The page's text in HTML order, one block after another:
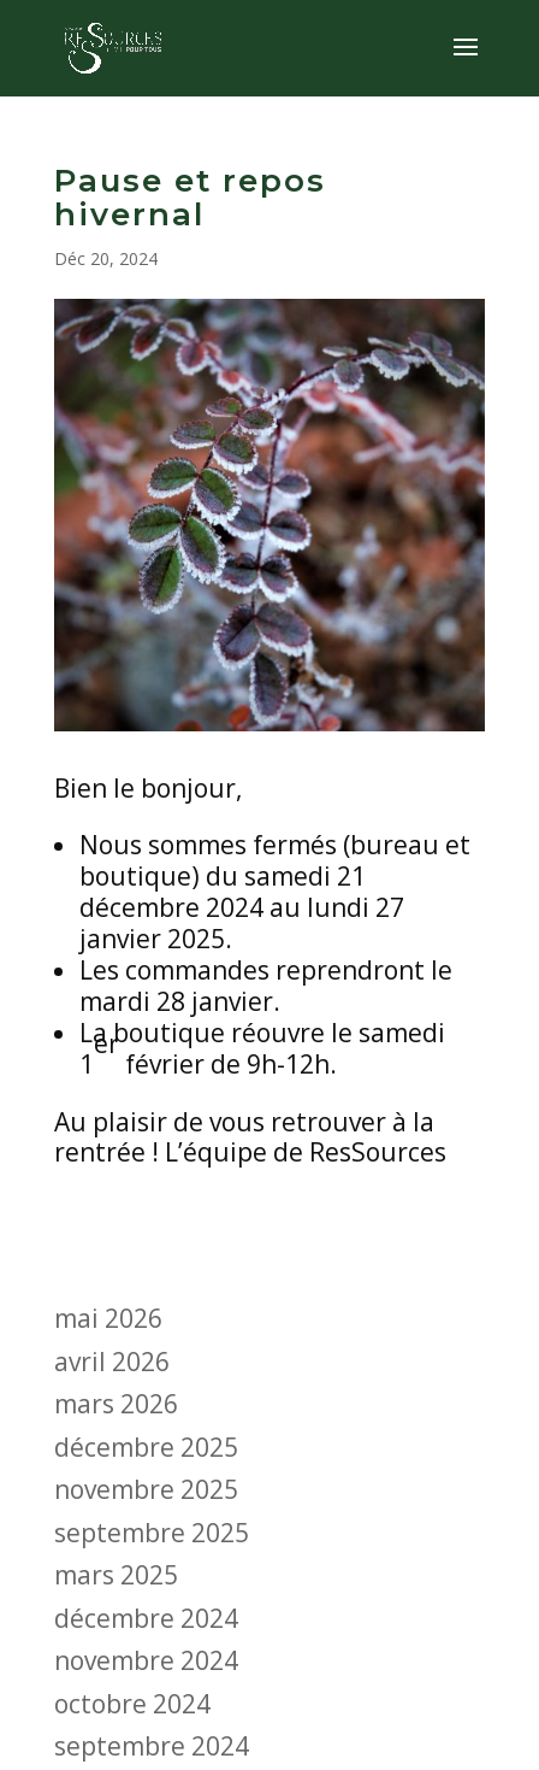
Pause et repos
hivernal
Déc 20, 2024
Bien le bonjour,
Nous sommes fermés (bureau et
boutique) du samedi 21
décembre 2024 au lundi 27
janvier 2025.
Les commandes reprendront le
mardi 28 janvier.
La boutique réouvre le samedi
1
er
février de 9h-12h.
Au plaisir de vous retrouver à la
rentrée ! L’équipe de ResSources
mai 2026
avril 2026
mars 2026
décembre 2025
novembre 2025
septembre 2025
mars 2025
décembre 2024
novembre 2024
octobre 2024
septembre 2024